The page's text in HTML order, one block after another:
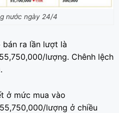
nước ngày 24/4
bán ra lần lượt là
lượng. Chênh lệch
ở mức mua vào
lượng ở chiều